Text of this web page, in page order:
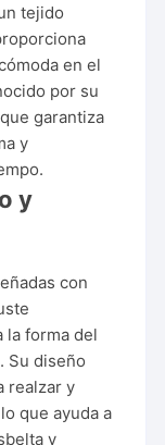
tejido
en el
por su
garantiza
y
y
con
la forma del
Su diseño
realzar y
que ayuda a
y